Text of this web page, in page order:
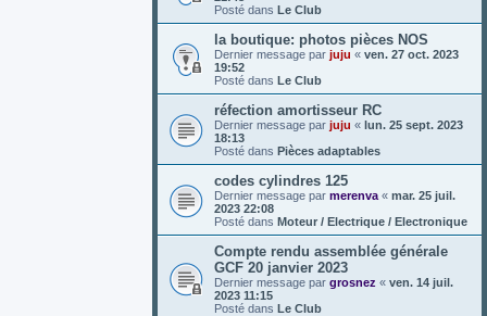
Posté dans Le Club
la boutique: photos pièces NOS
Dernier message par juju « ven. 27 oct. 2023
19:52
Posté dans Le Club
réfection amortisseur RC
Dernier message par juju « lun. 25 sept. 2023
18:13
Posté dans Pièces adaptables
codes cylindres 125
Dernier message par merenva « mar. 25 juil.
2023 22:08
Posté dans Moteur / Electrique / Electronique
Compte rendu assemblée générale
GCF 20 janvier 2023
Dernier message par grosnez « ven. 14 juil.
2023 11:15
Posté dans Le Club